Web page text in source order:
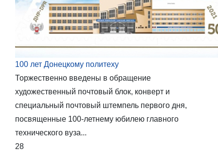
100 лет Донецкому политеху
Торжественно введены в обращение
художественный почтовый блок, конверт и
специальный почтовый штемпель первого дня,
посвященные 100-летнему юбилею главного
технического вуза...
28